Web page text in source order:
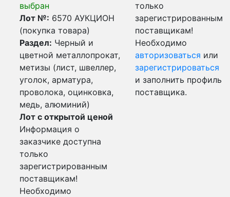
выбран
Лот №: 6570 АУКЦИОН
(покупка товара)
Раздел: Черный и
цветной металлопрокат,
метизы (лист, швеллер,
уголок, арматура,
проволока, оцинковка,
медь, алюминий)
Лот с открытой ценой
Информация о
заказчике доступна
только
зарегистрированным
поставщикам!
Необходимо
только
зарегистрированным
поставщикам!
Необходимо
авторизоваться или
зарегистрироваться
и заполнить профиль
поставщика.